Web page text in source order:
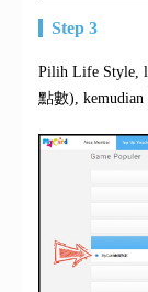
Step 3
Pilih Life Style,
點數),